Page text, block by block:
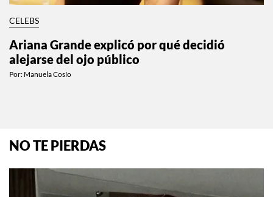
CELEBS
Ariana Grande explicó por qué decidió
alejarse del ojo público
Por: Manuela Cosío
NO TE PIERDAS